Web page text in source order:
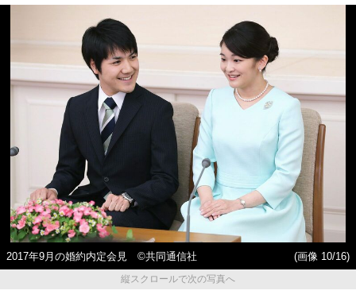
2017年9月の婚約内定会見 ©共同通信社
(画像 10/16)
縦スクロールで次の写真へ